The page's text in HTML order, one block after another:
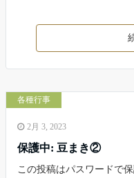
各種行事
2月 3, 2023
保護中: 豆まき②
この投稿はパスワードで